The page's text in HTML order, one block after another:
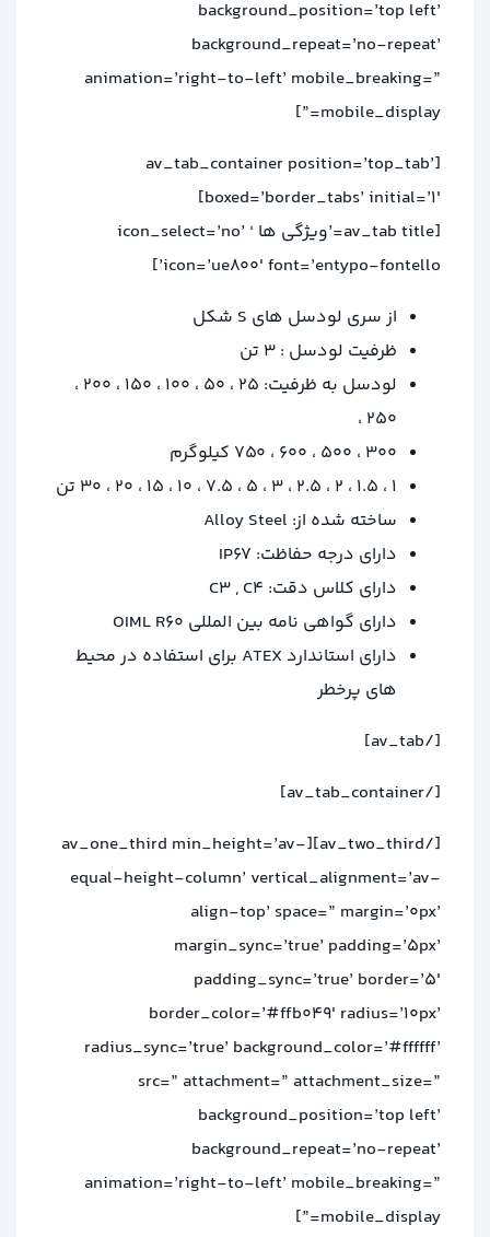
background_position=’top left’
background_repeat=’no-repeat’
animation=’right-to-left’ mobile_breaking=”
mobile_display=”]
[av_tab_container position=’top_tab’
boxed=’border_tabs’ initial=’1′]
[av_tab title=’ویژگی ها ‘ icon_select=’no’
icon=’ue800′ font=’entypo-fontello’]
از سری لودسل های S شکل
ظرفیت لودسل : 3 تن
لودسل به ظرفیت: 25 ، 50 ، 100 ، 150 ، 200 ،
250 ،
300 ، 500 ، 600 ، 750 کیلوگرم
1 ، 1.5 ، 2 ، 2.5 ، 3 ، 5 ، 7.5 ، 10 ، 15 ، 20 ، 30 تن
ساخته شده از: Alloy Steel
دارای درجه حفاظت: IP67
دارای کلاس دقت: C3 , C4
دارای گواهی نامه بین المللی OIML R60
دارای استاندارد ATEX برای استفاده در محیط
های پرخطر
[/av_tab]
[/av_tab_container]
[/av_two_third][av_one_third min_height=’av-
equal-height-column’ vertical_alignment=’av-
align-top’ space=” margin=’0px’
margin_sync=’true’ padding=’5px’
padding_sync=’true’ border=’5′
border_color=’#ffb049′ radius=’10px’
radius_sync=’true’ background_color=’#ffffff’
src=” attachment=” attachment_size=”
background_position=’top left’
background_repeat=’no-repeat’
animation=’right-to-left’ mobile_breaking=”
mobile_display=”]